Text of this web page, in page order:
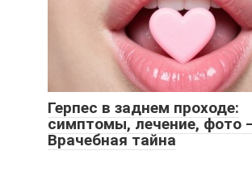
Герпес в заднем проходе:
симптомы, лечение, фото
Врачебная тайна